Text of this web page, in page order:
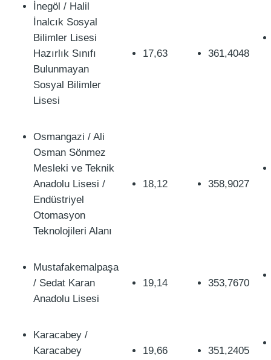
İnegöl / Halil
İnalcık Sosyal
Bilimler Lisesi
Hazırlık Sınıfı
Bulunmayan
Sosyal Bilimler
Lisesi
17,63 361,4048
Osmangazi / Ali
Osman Sönmez
Mesleki ve Teknik
Anadolu Lisesi /
Endüstriyel
Otomasyon
Teknolojileri Alanı
18,12 358,9027
Mustafakemalpaşa
/ Sedat Karan
Anadolu Lisesi
19,14 353,7670
Karacabey /
Karacabey
19,66 351,2405